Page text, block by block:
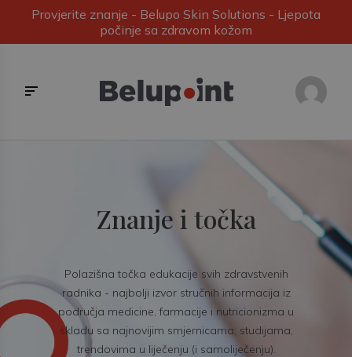
Provjerite znanje - Belupo Skin Solutions - Ljepota
počinje sa zdravom kožom
Znanje i točka
Polazišna točka edukacije svih zdravstvenih
radnika - najbolji izvor stručnih informacija iz
područja medicine, farmacije i nutricionizma u
skladu sa najnovijim smjernicama, studijama,
trendovima u liječenju (i samoliječenju).